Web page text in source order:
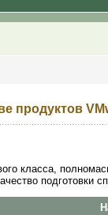
продуктов
класса,
подготовки